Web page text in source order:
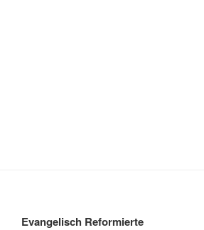
Evangelisch Reformierte